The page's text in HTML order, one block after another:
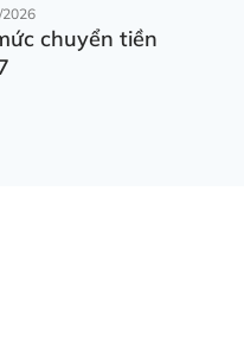
2026
chuyển tiền